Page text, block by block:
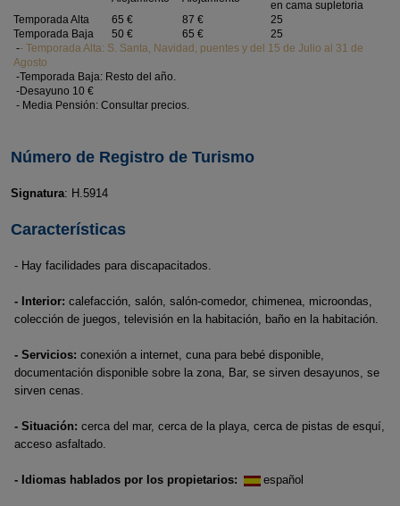
en cama supletoria
Temporada Alta
65 € 87 €
25
Temporada Baja
50 € 65 €
25
-- Temporada Alta: S. Santa, Navidad, puentes y del 15 de Julio al 31 de
Agosto
-Temporada Baja: Resto del año.
-Desayuno 10 €
- Media Pensión: Consultar precios.
Número de Registro de Turismo
Signatura: H.5914
Características
- Hay facilidades para discapacitados.
- Interior: calefacción, salón, salón-comedor, chimenea, microondas,
colección de juegos, televisión en la habitación, baño en la habitación.
- Servicios: conexión a internet, cuna para bebé disponible,
documentación disponible sobre la zona, Bar, se sirven desayunos, se
sirven cenas.
- Situación: cerca del mar, cerca de la playa, cerca de pistas de esquí,
acceso asfaltado.
- Idiomas hablados por los propietarios: español